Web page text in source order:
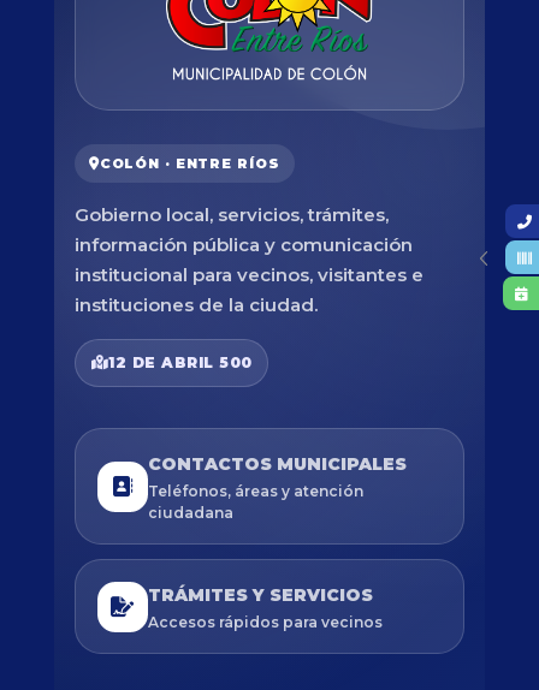
COLÓN · ENTRE RÍOS
Gobierno local, servicios, trámites,
información pública y comunicación
institucional para vecinos, visitantes e
instituciones de la ciudad.
12 DE ABRIL 500
CONTACTOS MUNICIPALES
Teléfonos, áreas y atención
ciudadana
TRÁMITES Y SERVICIOS
Accesos rápidos para vecinos